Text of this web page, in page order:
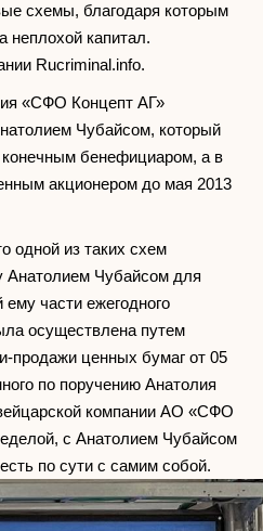
схемы, благодаря которым
неплохой капитал.
Rucriminal.info.
«СФО Концепт АГ»
Чубайсом, который
бенефициаром, а в
акционером до мая 2013
из таких схем
Анатолием Чубайсом для
части ежегодного
осуществлена путем
продажи ценных бумаг от 05
по поручению Анатолия
компании АО «СФО
с Анатолием Чубайсом
по сути с самим собой.